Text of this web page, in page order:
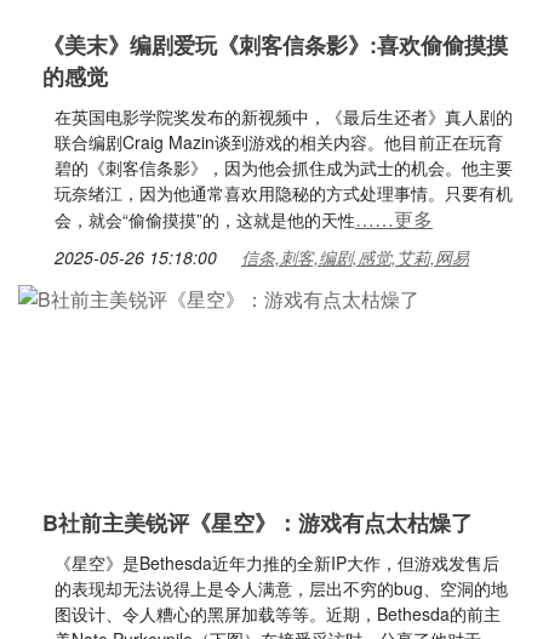
《美末》编剧爱玩《刺客信条影》:喜欢偷偷摸摸
的感觉
在英国电影学院奖发布的新视频中，《最后生还者》真人剧的
联合编剧Craig Mazin谈到游戏的相关内容。他目前正在玩育
碧的《刺客信条影》，因为他会抓住成为武士的机会。他主要
玩奈绪江，因为他通常喜欢用隐秘的方式处理事情。只要有机
会，就会“偷偷摸摸”的，这就是他的天性……更多
2025-05-26 15:18:00 信条,刺客,编剧,感觉,艾莉,网易
B社前主美锐评《星空》：游戏有点太枯燥了
《星空》是Bethesda近年力推的全新IP大作，但游戏发售后
的表现却无法说得上是令人满意，层出不穷的bug、空洞的地
图设计、令人糟心的黑屏加载等等。近期，Bethesda的前主